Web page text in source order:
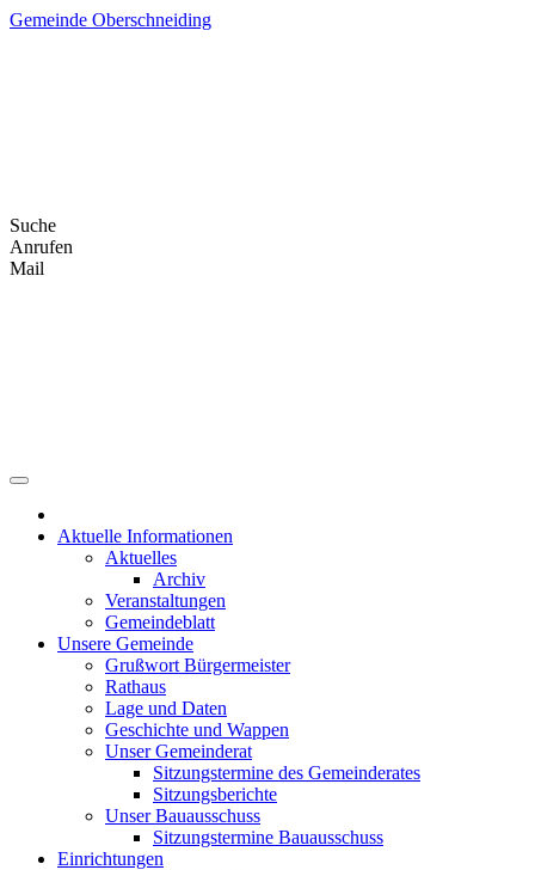
Skip
Gemeinde Oberschneiding
Suche
Anrufen
Mail
Aktuelle Informationen
Aktuelles
Archiv
Veranstaltungen
Gemeindeblatt
Unsere Gemeinde
Grußwort Bürgermeister
Rathaus
Lage und Daten
Geschichte und Wappen
Unser Gemeinderat
Sitzungstermine des Gemeinderates
Sitzungsberichte
Unser Bauausschuss
Sitzungstermine Bauausschuss
Einrichtungen